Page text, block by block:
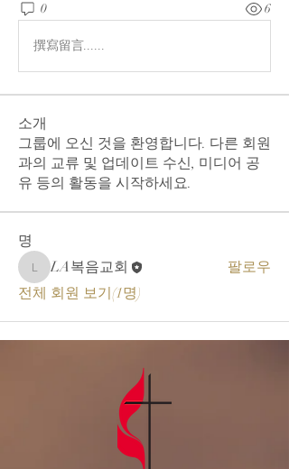
0 6
撰寫留言......
소개
그룹에 오신 것을 환영합니다. 다른 회원
과의 교류 및 업데이트 수신, 미디어 공
유 등의 활동을 시작하세요.
명
LA복음교회
LA복음교회
팔로우
전체 회원 보기(1명)